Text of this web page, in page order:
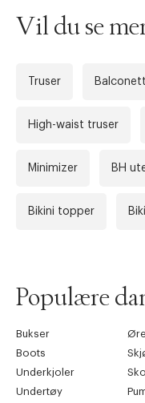
Vil du se
Truser
High-waist truser
Minimizer BH
Bikini topper
Populære
Bukser
Boots
Underkjoler
Sko
Undertøy